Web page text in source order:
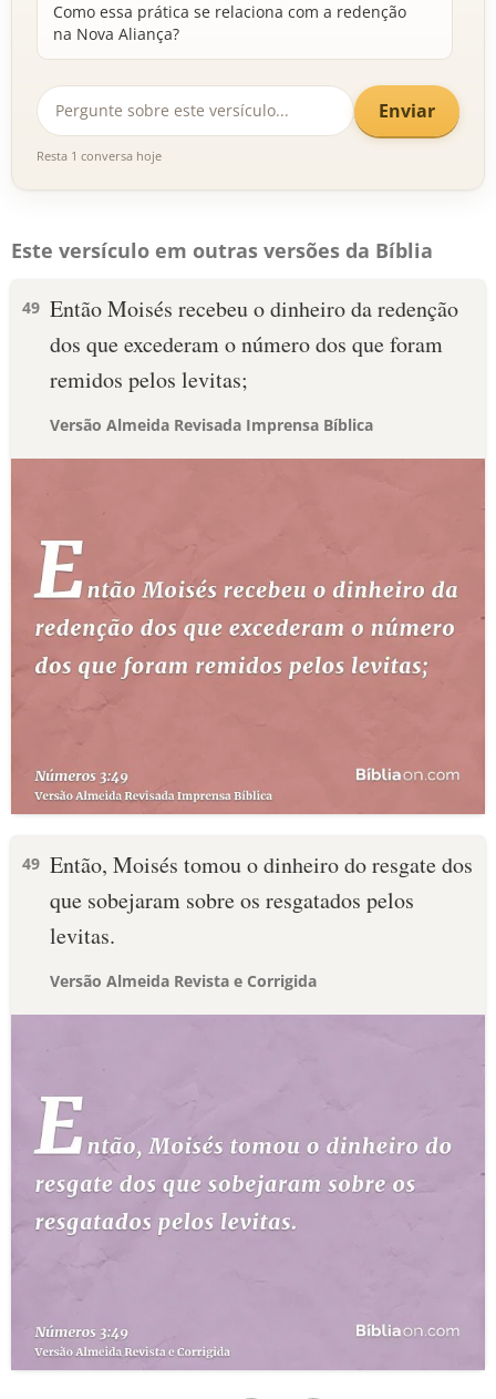
Como essa prática se relaciona com a redenção
na Nova Aliança?
Enviar
Resta 1 conversa hoje
Este versículo em outras versões da Bíblia
49 Então Moisés recebeu o dinheiro da redenção
dos que excederam o número dos que foram
remidos pelos levitas;
Versão Almeida Revisada Imprensa Bíblica
49 Então, Moisés tomou o dinheiro do resgate dos
que sobejaram sobre os resgatados pelos
levitas.
Versão Almeida Revista e Corrigida